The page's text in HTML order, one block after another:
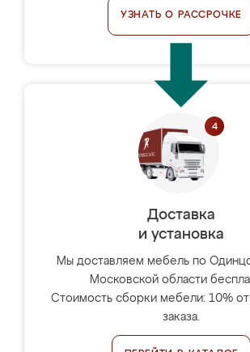
УЗНАТЬ О РАССРОЧКЕ
Доставка
и установка
Мы доставляем мебель по
Московской области
Стоимость сборки мебели: 10%
заказа.